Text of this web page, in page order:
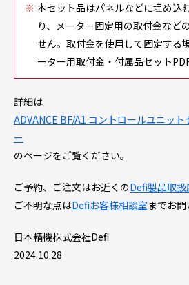
本セット品はパネルなどに埋め込
り、メーター固定用の取付金など
せん。取付金を使用して固定する
ーター用取付金・付属品セット
詳細は
ADVANCE BF/A1 コントロールユニッ
ー
のページをご覧ください。
ご予約、ご注文はお近くのDefi製品取扱
ご不明な点はDefiお客様相談室までお問
日本精機株式会社Defi
2024.10.28